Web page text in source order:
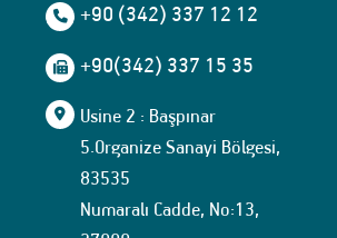
+90 (342) 337 12 12
+90(342) 337 15 35
Usine 2 : Başpınar
5.Organize Sanayi Bölgesi,
83535
Numaralı Cadde, No:13,